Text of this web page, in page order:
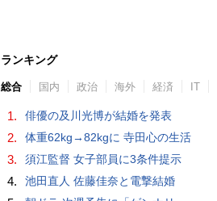
ランキング
総合 国内 政治 海外 経済 IT
1. 俳優の及川光博が結婚を発表
2. 体重62kg→82kgに 寺田心の生活
3. 須江監督 女子部員に3条件提示
4. 池田直人 佐藤佳奈と電撃結婚